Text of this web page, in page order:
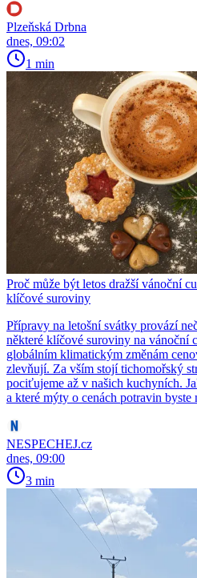
Plzeňská Drbna
dnes, 09:02
1 min
Proč může být letos dražší vánoční
klíčové suroviny
Přípravy na letošní svátky provází
některé klíčové suroviny na vánoční
globálním klimatickým změnám
zlevňují. Za vším stojí tichomořský
pociťujeme až v našich kuchyních.
a které mýty o cenách potravin
NESPECHEJ.cz
dnes, 09:00
3 min